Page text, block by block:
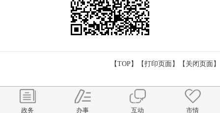
【TOP】 【打印页面 】【 关闭页面 】
政务 办事 互动 市情